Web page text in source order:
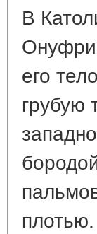
В
его
грубую
плотью.